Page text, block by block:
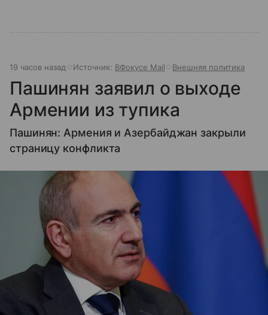
19 часов назад Источник: ВФокусе Mail Внешняя политика
Пашинян заявил о выходе
Армении из тупика
Пашинян: Армения и Азербайджан закрыли
страницу конфликта